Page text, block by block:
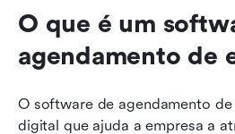
O que é um
agendamento de
O software de agendamento
digital que ajuda a empresa a